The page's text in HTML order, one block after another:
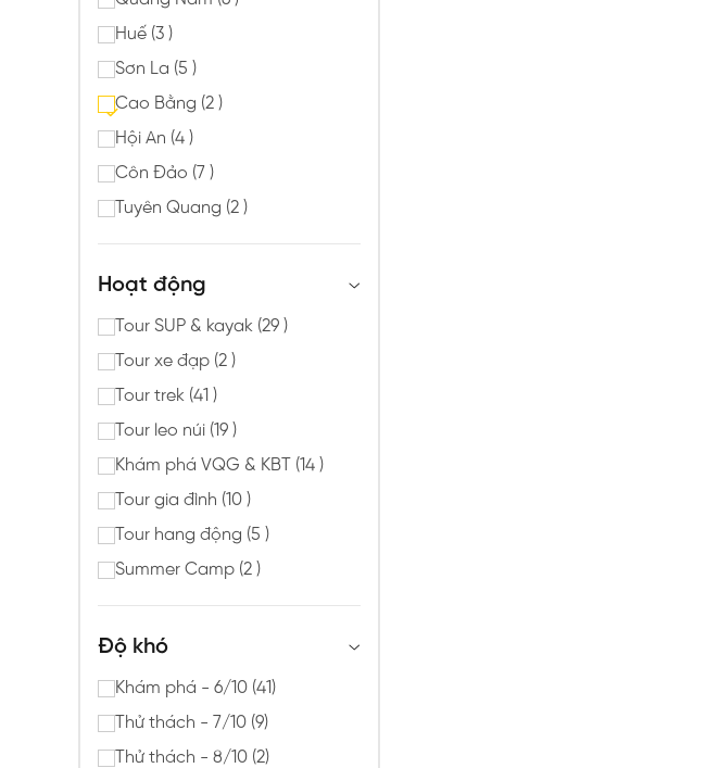
Huế (3 )
Sơn La (5 )
Cao Bằng (2 )
Hội An (4 )
Côn Đảo (7 )
Tuyên Quang (2 )
Hoạt động
Tour SUP & kayak (29 )
Tour xe đạp (2 )
Tour trek (41 )
Tour leo núi (19 )
Khám phá VQG & KBT (14 )
Tour gia đình (10 )
Tour hang động (5 )
Summer Camp (2 )
Độ khó
Khám phá - 6/10 (41)
Thử thách - 7/10 (9)
Thử thách - 8/10 (2)